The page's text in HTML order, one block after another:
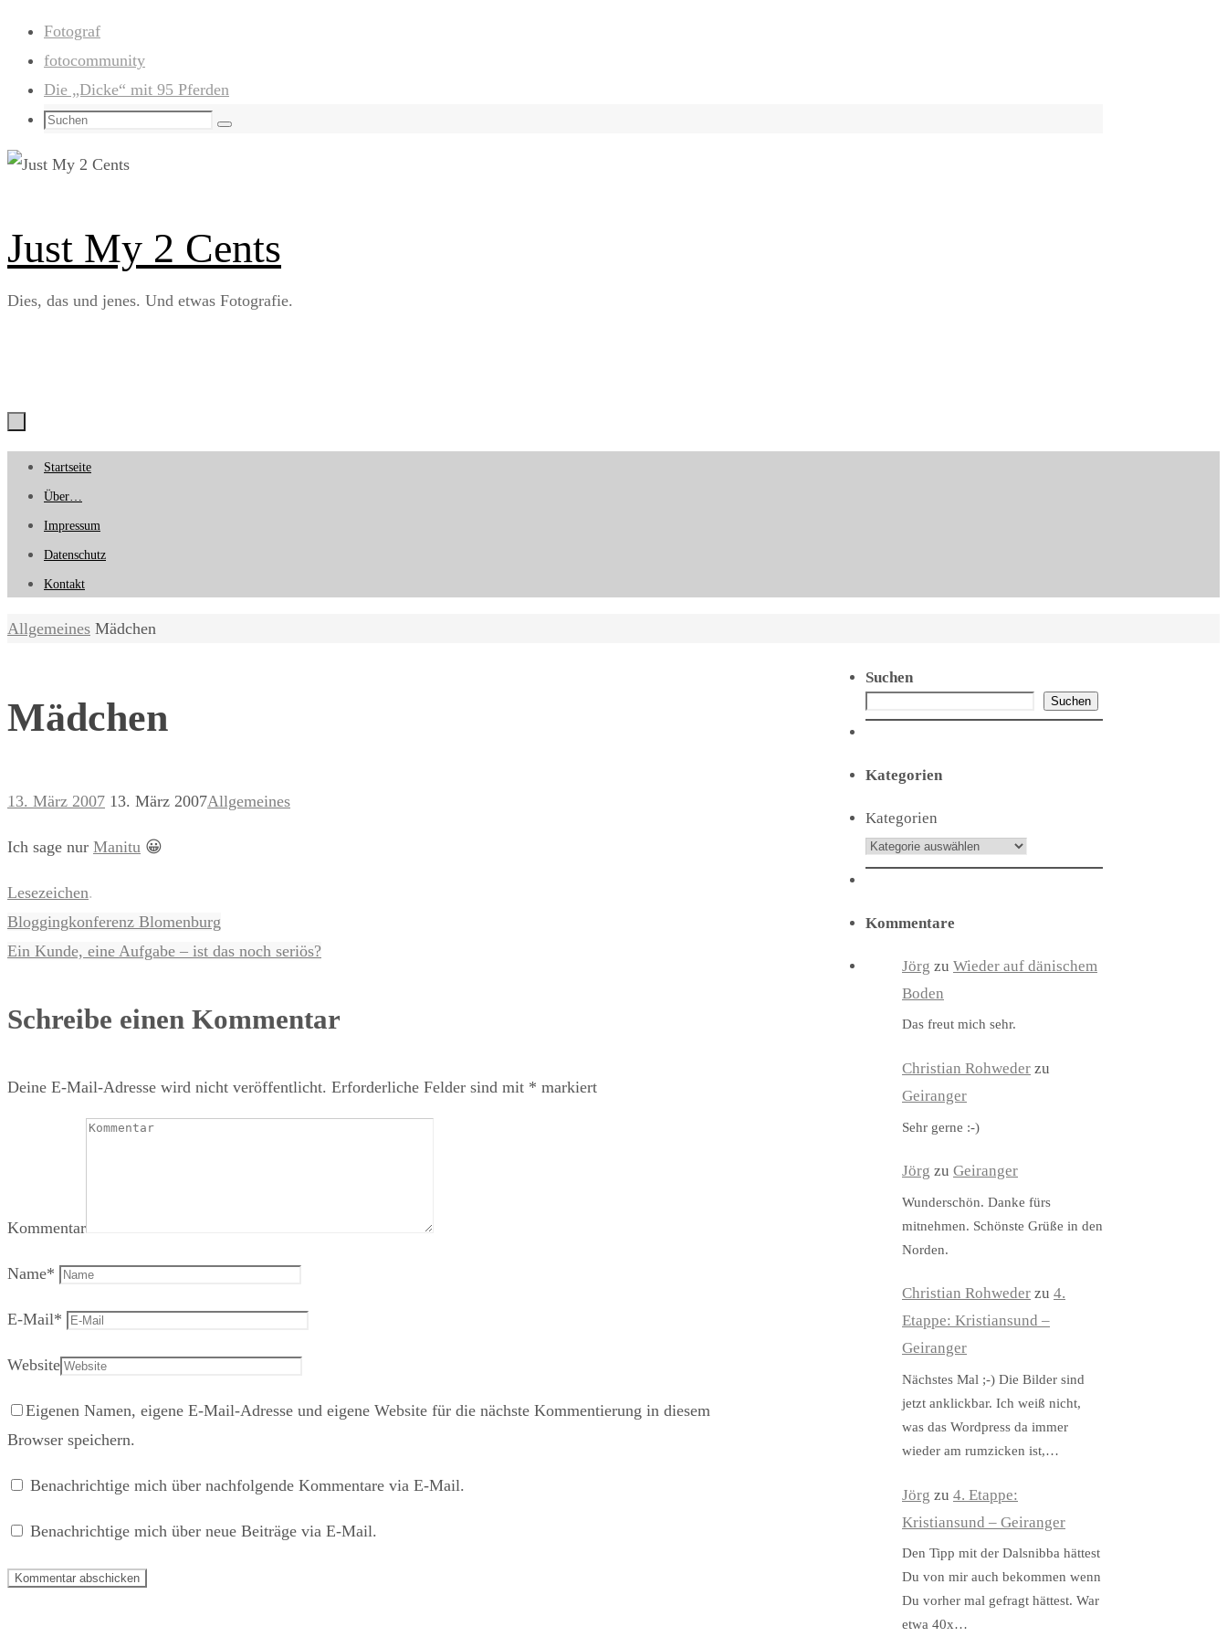
Zum
Inhalt
springen
Fotograf
fotocommunity
Die „Dicke“ mit 95 Pferden
Suchen
Suchen
Just My 2 Cents
Dies, das und jenes. Und etwas Fotografie.
Zum
Inhalt
springen
Startseite
Über…
Impressum
Datenschutz
Kontakt
Start
Allgemeines Mädchen
Mädchen
13. März 2007 13. März 2007Allgemeines
Ich sage nur Manitu 😀
Lesezeichen.
Bloggingkonferenz Blomenburg
Ein Kunde, eine Aufgabe – ist das noch seriös?
Schreibe einen Kommentar
Deine E-Mail-Adresse wird nicht veröffentlicht. Erforderliche Felder sind mit * markiert
Kommentar
Name*
E-Mail*
Website
Eigenen Namen, eigene E-Mail-Adresse und eigene Website für die nächste Kommentierung in diesem
Browser speichern.
Benachrichtige mich über nachfolgende Kommentare via E-Mail.
Benachrichtige mich über neue Beiträge via E-Mail.
Suchen
Suchen
Kategorien
Kategorien
Kommentare
Jörg zu Wieder auf dänischem
Boden
Das freut mich sehr.
Christian Rohweder zu
Geiranger
Sehr gerne :-)
Jörg zu Geiranger
Wunderschön. Danke fürs
mitnehmen. Schönste Grüße in den
Norden.
Christian Rohweder zu 4.
Etappe: Kristiansund –
Geiranger
Nächstes Mal ;-) Die Bilder sind
jetzt anklickbar. Ich weiß nicht,
was das Wordpress da immer
wieder am rumzicken ist,…
Jörg zu 4. Etappe:
Kristiansund – Geiranger
Den Tipp mit der Dalsnibba hättest
Du von mir auch bekommen wenn
Du vorher mal gefragt hättest. War
etwa 40x…